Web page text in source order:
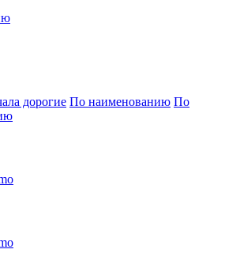
дорогие По наименованию По